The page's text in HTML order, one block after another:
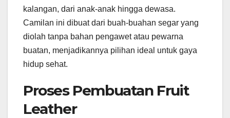
kalangan, dari anak-anak hingga dewasa.
Camilan ini dibuat dari buah-buahan segar yang
diolah tanpa bahan pengawet atau pewarna
buatan, menjadikannya pilihan ideal untuk gaya
hidup sehat.
Proses Pembuatan Fruit
Leather